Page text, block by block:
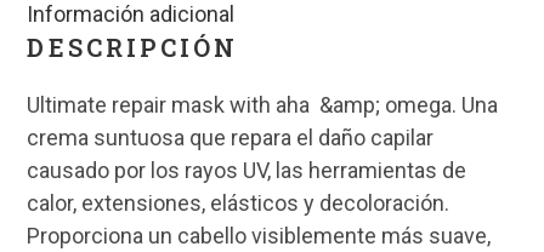
Información adicional
DESCRIPCIÓN
Ultimate repair mask with aha &amp; omega. Una
crema suntuosa que repara el daño capilar
causado por los rayos UV, las herramientas de
calor, extensiones, elásticos y decoloración.
Proporciona un cabello visiblemente más suave,